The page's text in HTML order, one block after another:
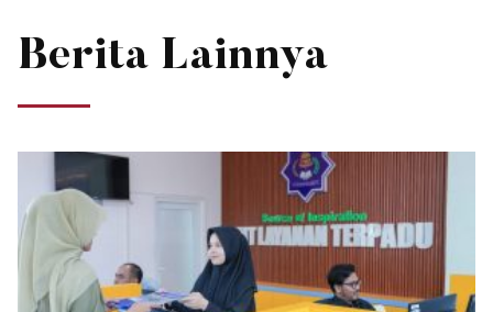
Berita Lainnya